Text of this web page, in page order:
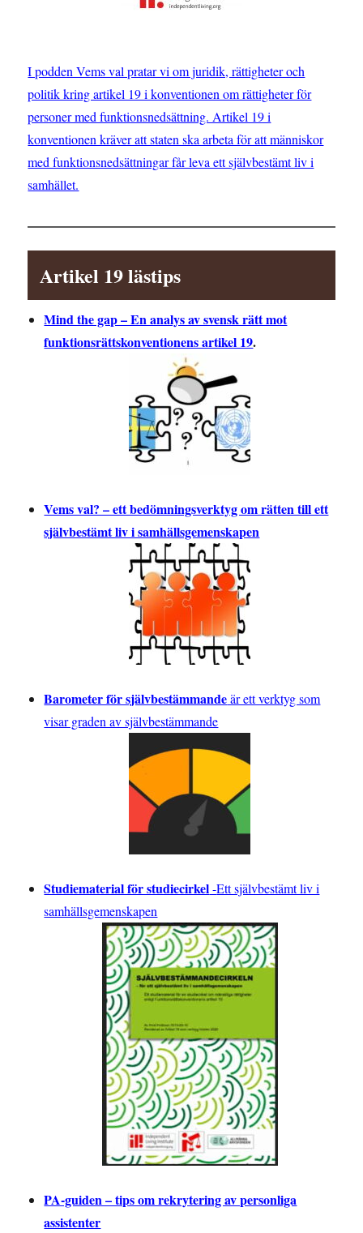
I podden Vems val pratar vi om juridik, rättigheter och
politik kring artikel 19 i konventionen om rättigheter för
personer med funktionsnedsättning. Artikel 19 i
konventionen kräver att staten ska arbeta för att människor
med funktionsnedsättningar får leva ett självbestämt liv i
samhället.
Artikel 19 lästips
Mind the gap – En analys av svensk rätt mot
funktionsrättskonventionens artikel 19.
Vems val? – ett bedömningsverktyg om rätten till ett
självbestämt liv i samhällsgemenskapen
Barometer för självbestämmandeär ett verktyg som
visar graden av självbestämmande
Studiematerial för studiecirkel-Ett självbestämt liv i
samhällsgemenskapen
PA-guiden – tips om rekrytering av personliga
assistenter